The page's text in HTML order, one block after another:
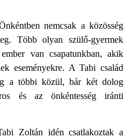
nemcsak a közösség
Több olyan szülő-gyermek
van csapatunkban, akik
eseményekre. A Tabi család
a többi közül, bár két dolog
és az önkéntesség iránti
Zoltán idén csatlakoztak a